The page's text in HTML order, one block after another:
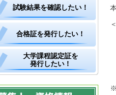
試験結果を確認したい！
合格証を発行したい！
大学課程認定証を
発行したい！